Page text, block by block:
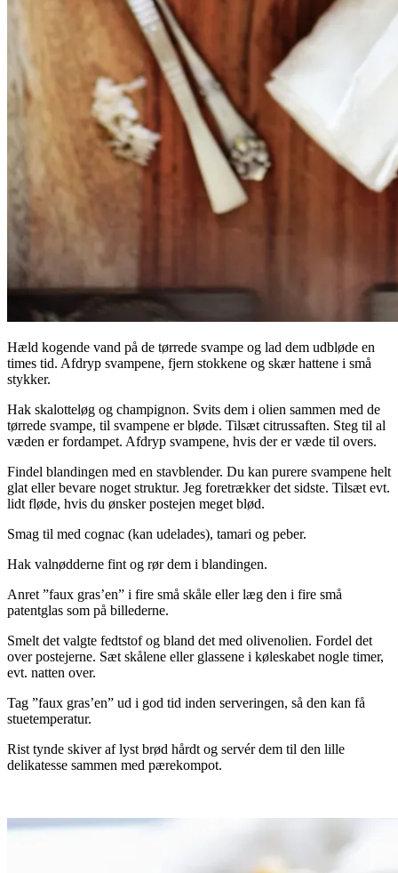
Hæld kogende vand på de tørrede svampe og lad dem udbløde en
times tid. Afdryp svampene, fjern stokkene og skær hattene i små
stykker.
Hak skalotteløg og champignon. Svits dem i olien sammen med de
tørrede svampe, til svampene er bløde. Tilsæt citrussaften. Steg til al
væden er fordampet. Afdryp svampene, hvis der er væde til overs.
Findel blandingen med en stavblender. Du kan purere svampene helt
glat eller bevare noget struktur. Jeg foretrækker det sidste. Tilsæt evt.
lidt fløde, hvis du ønsker postejen meget blød.
Smag til med cognac (kan udelades), tamari og peber.
Hak valnødderne fint og rør dem i blandingen.
Anret ”faux gras’en” i fire små skåle eller læg den i fire små
patentglas som på billederne.
Smelt det valgte fedtstof og bland det med olivenolien. Fordel det
over postejerne. Sæt skålene eller glassene i køleskabet nogle timer,
evt. natten over.
Tag ”faux gras’en” ud i god tid inden serveringen, så den kan få
stuetemperatur.
Rist tynde skiver af lyst brød hårdt og servér dem til den lille
delikatesse sammen med pærekompot.